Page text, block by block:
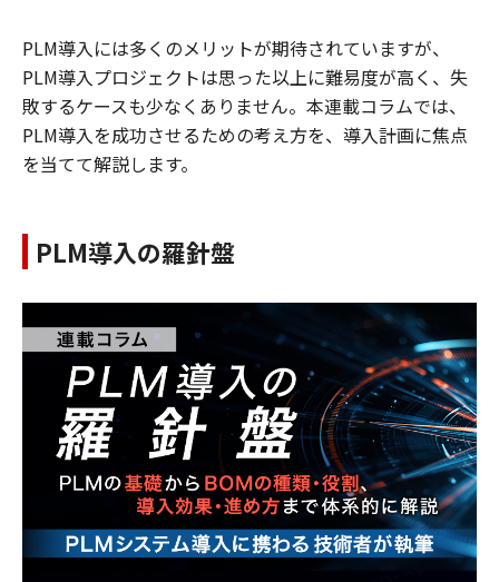
PLM導入には多くのメリットが期待されていますが、
PLM導入プロジェクトは思った以上に難易度が高く、失
敗するケースも少なくありません。本連載コラムでは、
PLM導入を成功させるための考え方を、導入計画に焦点
を当てて解説します。
PLM導入の羅針盤